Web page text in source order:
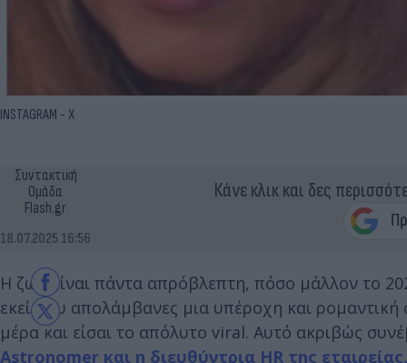
INSTAGRAM - X
Συντακτική
Ομάδα
Flash.gr
18.07.2025 16:56
Κάνε κλικ και δες
Η ζωή είναι πάντα απρόβλεπτη, πόσο μάλλον το
εκεί που απολάμβανες μια υπέροχη και
μέρα και είσαι το απόλυτο viral. Αυτό ακριβώς
Astronomer και η διευθύντρια HR της